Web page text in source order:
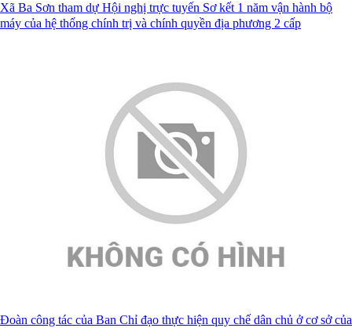
Xã Ba Sơn tham dự Hội nghị trực tuyến Sơ kết 1 năm vận hành bộ
máy của hệ thống chính trị và chính quyền địa phương 2 cấp
Đoàn công tác của Ban Chỉ đạo thực hiện quy chế dân chủ ở cơ sở của